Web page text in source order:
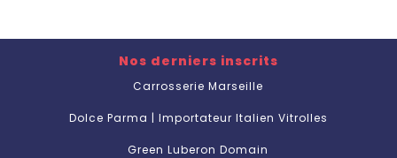
Nos derniers inscrits
Carrosserie Marseille
Dolce Parma | Importateur Italien Vitrolles
Green Luberon Domain